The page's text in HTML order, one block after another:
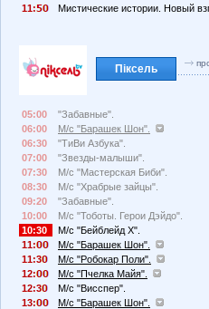
11:
Мистические истории. Новый
Піксель
05:00
"Забавные".
06:00
М/с "Барашек Шон".
06:30
"ТиВи Азбука".
07:00
"Звезды-малыши".
07:30
М/с "Мастерская Биби".
08:30
М/с "Храбрые зайцы".
09:20
"Забавные".
10:00
М/с "Тоботы. Герои Дэйдо".
10:30
М/с "Бейблейд X".
11:
М/с "Барашек Шон".
11:3
М/с "Робокар Поли".
12:
М/с "Пчелка Майя".
12:3
М/с "Висспер".
13:
М/с "Барашек Шон".